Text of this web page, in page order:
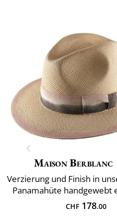
Maison Berblanc
Verzierung und Finish in
Panamahüte handgewebt
CHF178.00